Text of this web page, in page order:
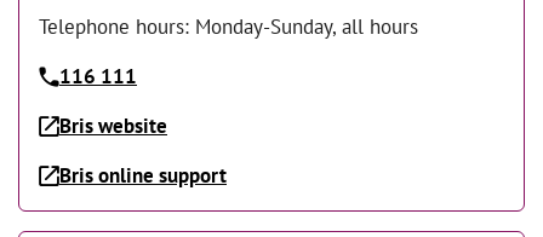
Telephone hours: Monday-Sunday, all hours
116 111
Bris website
Bris online support